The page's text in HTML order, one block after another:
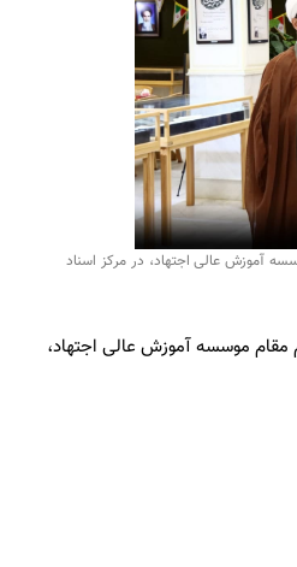
عالی اجتهاد، در مرکز اسناد
موسسه آموزش عالی اجتهاد،